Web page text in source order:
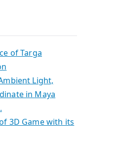
of Targa
Light,
in Maya
3D Game with its